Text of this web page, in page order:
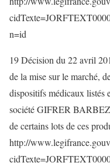
n=id
19 Décision du 22 avril
de la mise sur le marché,
dispositifs médicaux listés
société GIFRER
de certains lots de ces
http://